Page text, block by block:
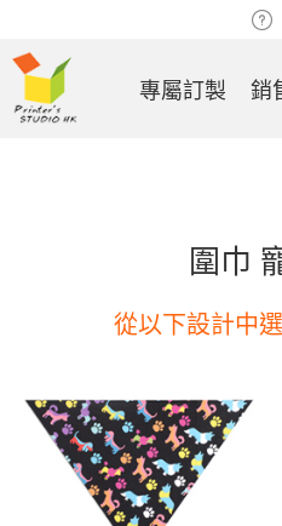
圍巾
從以下設計中
專屬訂製 銷